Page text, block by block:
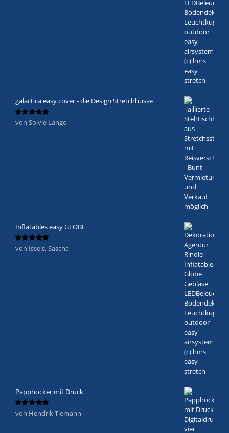
galactica easy cover - die Design Stretchhusse
Bewertet
von Solvie Lange
Inflatables easy GLOBE
Bewertet
von Issels, Sascha
Papphocker mit Druck
Bewertet
von Hendrik Tiemann